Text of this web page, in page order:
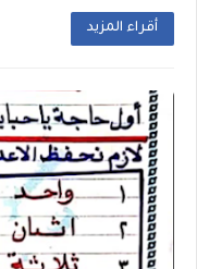
أقراء المزيد